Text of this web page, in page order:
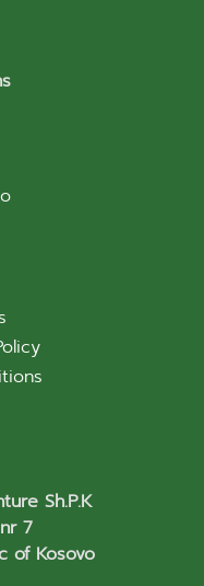
Sh.P.K
7
of Kosovo